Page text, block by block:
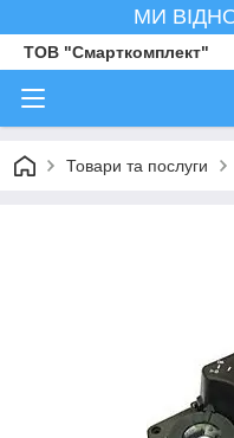
МИ
ТОВ "Смарткомплект"
Товари та послуги